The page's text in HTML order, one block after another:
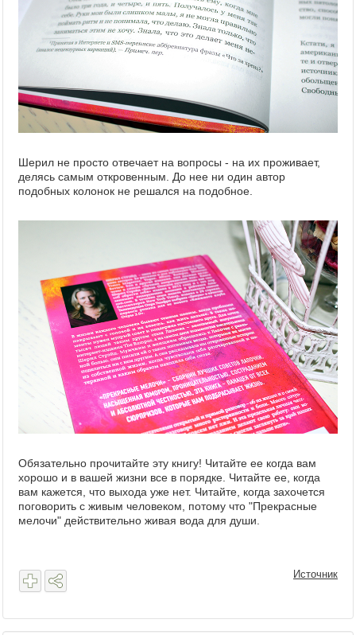
Шерил не просто отвечает на вопросы - на их проживает,
делясь самым откровенным. До нее ни один автор
подобных колонок не решался на подобное.
Обязательно прочитайте эту книгу! Читайте ее когда вам
хорошо и в вашей жизни все в порядке. Читайте ее, когда
вам кажется, что выхода уже нет. Читайте, когда захочется
поговорить с живым человеком, потому что "Прекрасные
мелочи" действительно живая вода для души.
Источник